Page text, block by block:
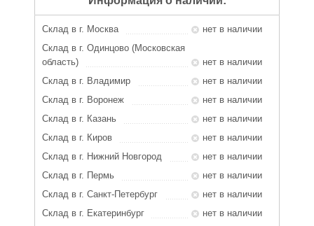
Склад в г. Москва
нет в наличии
Склад в г. Одинцово (Московская
область)
нет в наличии
Склад в г. Владимир
нет в наличии
Склад в г. Воронеж
нет в наличии
Склад в г. Казань
нет в наличии
Склад в г. Киров
нет в наличии
Склад в г. Нижний Новгород
нет в наличии
Склад в г. Пермь
нет в наличии
Склад в г. Санкт-Петербург
нет в наличии
Склад в г. Екатеринбург
нет в наличии